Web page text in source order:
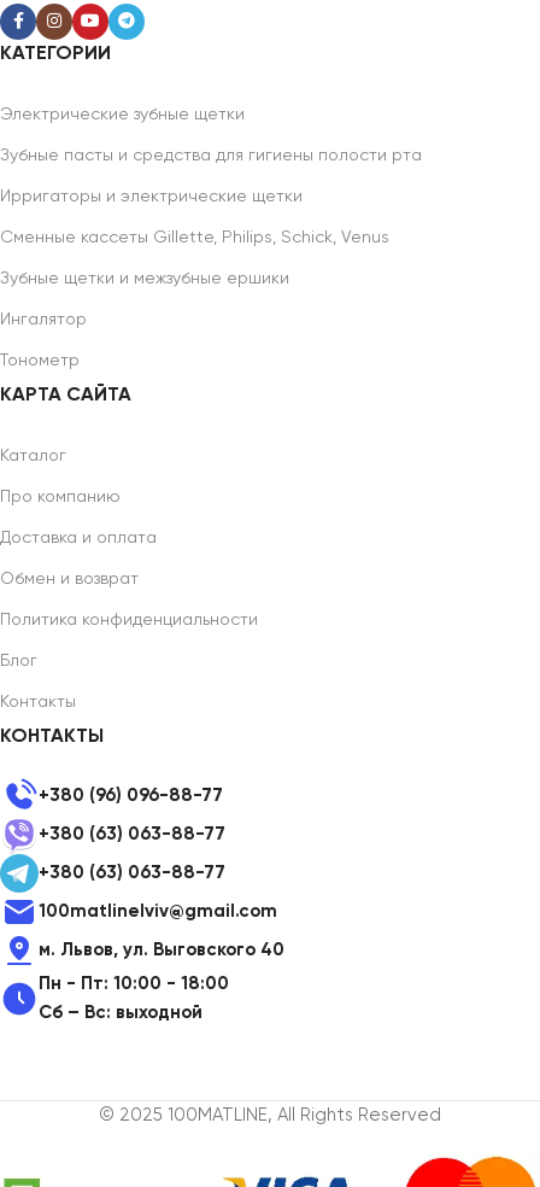
КАТЕГОРИИ
Электрические зубные щетки
Зубные пасты и средства для гигиены полости рта
Ирригаторы и электрические щетки
Сменные кассеты Gillette, Philips, Schick, Venus
Зубные щетки и межзубные ершики
Ингалятор
Тонометр
КАРТА САЙТА
Каталог
Про компанию
Доставка и оплата
Обмен и возврат
Политика конфиденциальности
Блог
Контакты
КОНТАКТЫ
+380 (96) 096-88-77
+380 (63) 063-88-77
+380 (63) 063-88-77
100matlinelviv@gmail.com
м. Львов, ул. Выговского 40
Пн - Пт: 10:00 - 18:00
Сб – Вс: выходной
© 2025 100MATLINE, All Rights Reserved